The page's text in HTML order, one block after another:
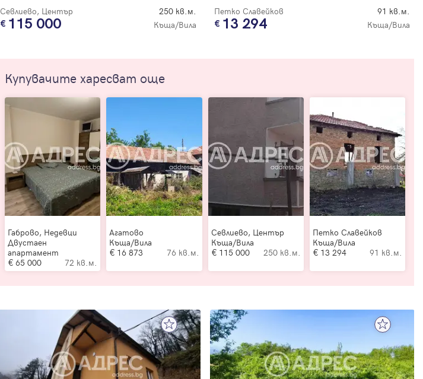
Севлиево, Център 250 кв.м.
115 000 Къща/Вила
Петко Славейков 91 кв.м.
13 294 Къща/Вила
Купувачите харесват още
Габрово, Недевци
Двустаен
апартамент
65 000
72 кв.м.
Агатово
Къща/Вила
16 873
76 кв.м.
Севлиево, Център
Къща/Вила
115 000
250 кв.м.
Петко Славейков
Къща/Вила
13 294
91 кв.м.